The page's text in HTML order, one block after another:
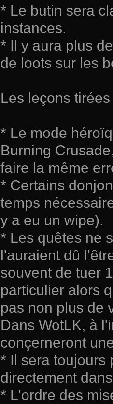
* Le butin sera
instances.
* Il y aura plus
de loots sur les
Les leçons
* Le mode
Burning
faire la même
* Certains
temps
y a eu un wipe).
* Les quêtes ne
l'auraient dû
souvent de tuer
particulier alors
pas non plus de
Dans WotLK, à
conçerneront
* Il sera toujours
directement
* L'ordre des